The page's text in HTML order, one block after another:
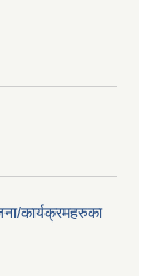
कार्यक्रमहरुका